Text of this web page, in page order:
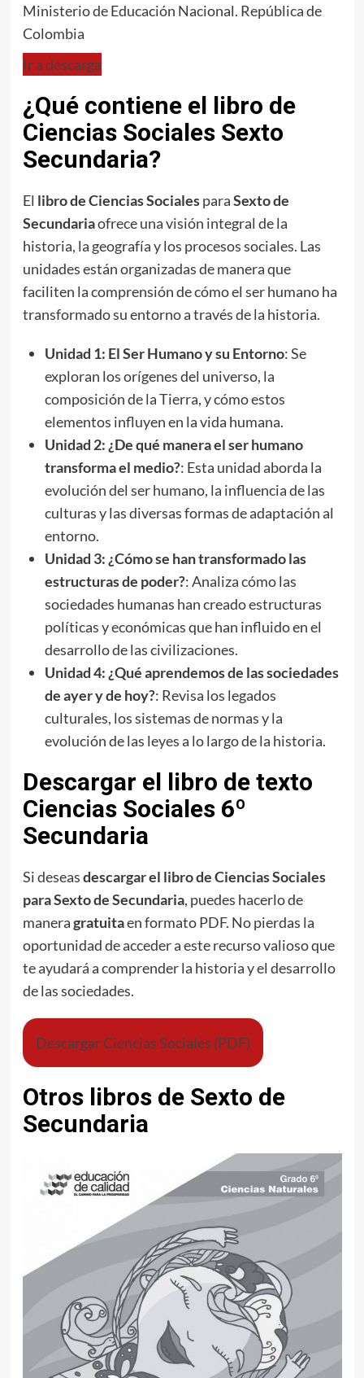
Ministerio de Educación Nacional. República de
Colombia
Ir a descarga
¿Qué contiene el libro de
Ciencias Sociales Sexto
Secundaria?
El libro de Ciencias SocialesparaSexto de
Secundariaofrece una visión integral de la
historia, la geografía y los procesos sociales. Las
unidades están organizadas de manera que
faciliten la comprensión de cómo el ser humano ha
transformado su entorno a través de la historia.
Unidad 1: El Ser Humano y su Entorno: Se
exploran los orígenes del universo, la
composición de la Tierra, y cómo estos
elementos influyen en la vida humana.
Unidad 2: ¿De qué manera el ser humano
transforma el medio?: Esta unidad aborda la
evolución del ser humano, la influencia de las
culturas y las diversas formas de adaptación al
entorno.
Unidad 3: ¿Cómo se han transformado las
estructuras de poder?: Analiza cómo las
sociedades humanas han creado estructuras
políticas y económicas que han influido en el
desarrollo de las civilizaciones.
Unidad 4: ¿Qué aprendemos de las sociedades
de ayer y de hoy?: Revisa los legados
culturales, los sistemas de normas y la
evolución de las leyes a lo largo de la historia.
Descargar el libro de texto
Ciencias Sociales 6º
Secundaria
Si deseasdescargar el libro de Ciencias Sociales
para Sexto de Secundaria, puedes hacerlo de
maneragratuitaen formato PDF. No pierdas la
oportunidad de acceder a este recurso valioso que
te ayudará a comprender la historia y el desarrollo
de las sociedades.
Descargar Ciencias Sociales (PDF)
Otros libros de Sexto de
Secundaria